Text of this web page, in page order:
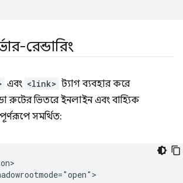
রেন্ডারিং
এবং <link> ট্যাগ ব্যবহার করে
ভিতরে ইনলাইন এবং বাহ্যিক
সমর্থিত: